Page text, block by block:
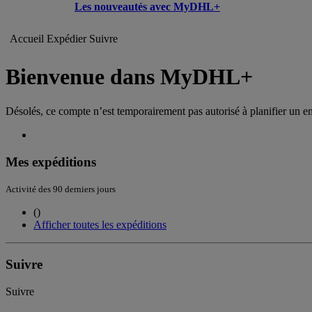
Les nouveautés avec MyDHL+
Accueil Expédier Suivre
Bienvenue dans MyDHL+
Désolés, ce compte n’est temporairement pas autorisé à planifier un
Mes expéditions
Activité des 90 derniers jours
()
Afficher toutes les expéditions
Suivre
Suivre